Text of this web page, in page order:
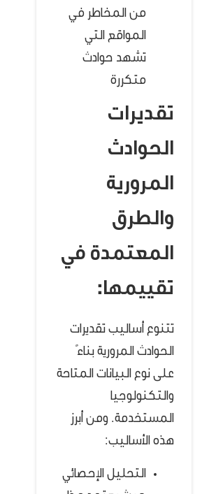
من المخاطر في
المواقع التي
تشهد حوادث
متكررة
تقديرات
الحوادث
المرورية
والطرق
المعتمدة في
تقييمها:
تتنوع أساليب تقديرات
الحوادث المرورية بناءً
على نوع البيانات المتاحة
والتكنولوجيا
المستخدمة. ومن أبرز
هذه الأساليب:
التحليل الإحصائي